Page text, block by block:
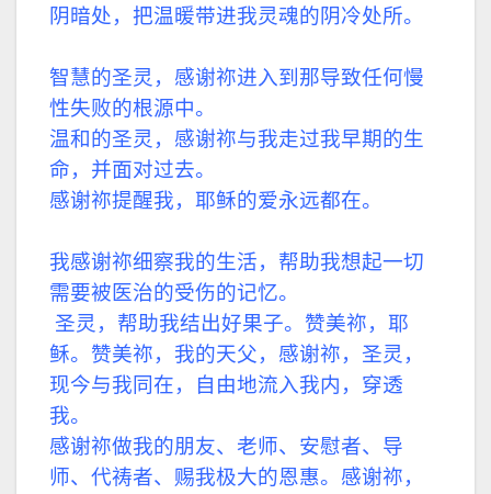
阴暗处，把温暖带进我灵魂的阴冷处所。
智慧的圣灵，感谢祢进入到那导致任何慢
性失败的根源中。
温和的圣灵，感谢祢与我走过我早期的生
命，并面对过去。
感谢祢提醒我，耶稣的爱永远都在。
我感谢祢细察我的生活，帮助我想起一切
需要被医治的受伤的记忆。
圣灵，帮助我结出好果子。赞美祢，耶
稣。赞美祢，我的天父，感谢祢，圣灵，
现今与我同在，自由地流入我内，穿透
我。
感谢祢做我的朋友、老师、安慰者、导
师、代祷者、赐我极大的恩惠。感谢祢，